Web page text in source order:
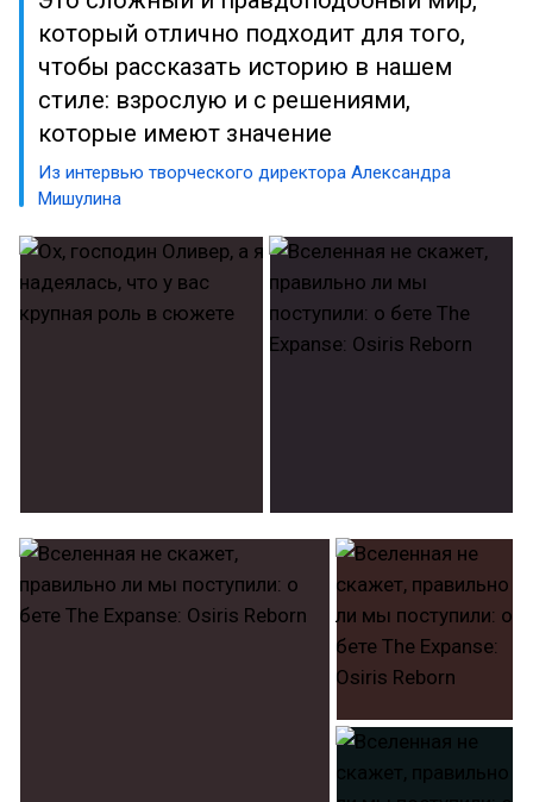
который отлично подходит для того,
чтобы рассказать историю в нашем
стиле: взрослую и с решениями,
которые имеют значение
Из интервью творческого директора Александра
Мишулина